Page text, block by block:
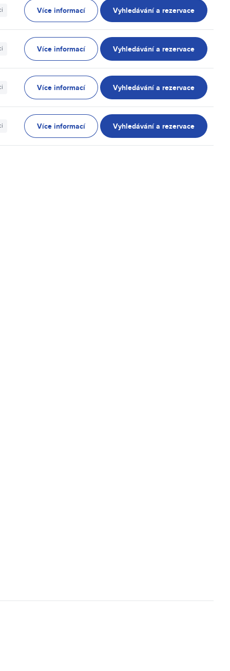
Více informací Vyhledávání a rezervace
Více informací Vyhledávání a rezervace
Více informací Vyhledávání a rezervace
Více informací Vyhledávání a rezervace